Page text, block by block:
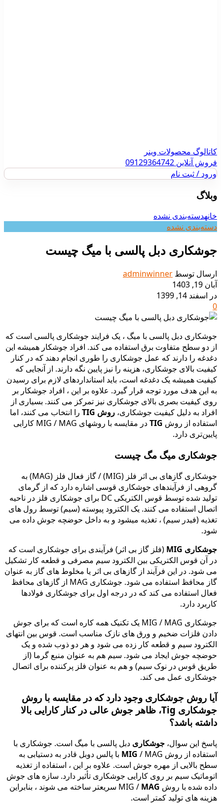
کاتالوگ محصولات وینر
فروش آنلاین 09129364742
ورود / ثبت نام
وبلاگ
خانهدسته‌بندی نشده
دسته‌بندی نشده
جوشکاری دبل پالسی با میگ چیست
ارسال توسط adminwinner
آبان 19, 1403
در اسفند 14, 1399
0
جوشکاری دبل پالسی با میگ ، یک فرایند جوشکاری پالسی است که
از دو سطح متفاوت برق استفاده می کند. افراد جوشکار همیشه این
دغدغه را دارند که عمل جوشکاری را طوری انجام دهند که در کنار
کیفیت بالای جوشکاری، هزینه را نیز پایین نگه دارند. از آنجایی که
کیفیت همیشه یک دغدغه است، باید استانداردهای لازم برای رسیدن
به این هدف مورد توجه قرار گیرد. علاوه بر این ، افراد جوشکار بر
روی کیفیت بصری بالای جوشکاری نیز تمرکز می کنند. بسیاری از
افراد به دلیل کیفیت جوشکاری، روش TIG
را انتخاب می کنند، اما
استفاده از روش TIG
در مقایسه با روشهای MIG / MAG کارایی
پایین‌تری دارد.
جوشکاری میگ مگ چیست
جوشکاری گازهای بی اثر فلز (MIG) / گاز فعال فلز (MAG) به
گروهی از فرآیندهای جوشکاری قوسی اشاره دارد که از گرمای
تولید شده توسط قوس الکتریکی DC برای جوشکاری فلز در ناحیه
اتصال استفاده می کنند. یک الکترود پیوسته (سیم) توسط رول های
تغذیه (فیدر سیم) ، تغذیه میشود و به داخل حوضچه جوش داده می
شود.
جوشکاری MIG
(فلز گاز بی اثر) فرآیندی برای جوشکاری است که
در آن قوس الکتریکی بین الکترود سیم مصرفی و قطعه کار تشکیل
می شود. در این فرآیند از گازهای بی اثر یا مخلوط های گاز به عنوان
گاز محافظ استفاده می شود. جوشکاری MAG از گازهای محافظ
فعال استفاده می کند که در درجه اول برای جوشکاری فولادها
کاربرد دارد.
جوشکاری MIG / MAG یک تکنیک همه کاره است که برای جوش
دادن فلزات ضخیم و ورق های نازک مناسب است. قوس بین انتهای
الکترود سیم و قطعه کار زده می شود و هر دو ذوب شده و یک
حوضچه جوش ایجاد می شود. سیم هم به عنوان منبع گرما (از
طریق قوس در نوک سیم) و هم به عنوان فلز پرکننده برای اتصال
جوشکاری عمل می کند.
آیا روش جوشکاری وجود دارد که در مقایسه با روش
جوشکاری Tig، ظاهر جوش عالی در کنار کارایی بالا
داشته باشد؟
پاسخ این سوال، جوشکاری دبل پالسی با میگ است. جوشکاری با
استفاده از روش
MIG / MAG با پالس دوبل قادر به دستیابی به
سطح بالایی از مهره جوش است. علاوه بر این ، استفاده از تغذیه
اتوماتیک سیم بر روی کارایی جوشکاری تأثیر دارد. سازه های جوش
داده شده با روش MIG / MAG
سریعتر ساخته می شوند ، بنابراین
هزینه های تولید کمتر است.